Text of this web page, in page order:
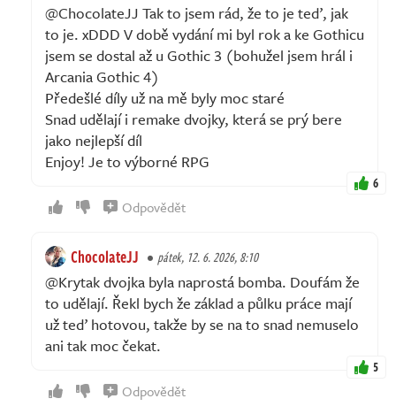
@ChocolateJJ Tak to jsem rád, že to je teď, jak
to je. xDDD V době vydání mi byl rok a ke Gothicu
jsem se dostal až u Gothic 3 (bohužel jsem hrál i
Arcania Gothic 4)
Předešlé díly už na mě byly moc staré
Snad udělají i remake dvojky, která se prý bere
jako nejlepší díl
Enjoy! Je to výborné RPG
6
Odpovědět
ChocolateJJ pátek, 12. 6. 2026, 8:10
@Krytak dvojka byla naprostá bomba. Doufám že
to udělají. Řekl bych že základ a půlku práce mají
už teď hotovou, takže by se na to snad nemuselo
ani tak moc čekat.
5
Odpovědět